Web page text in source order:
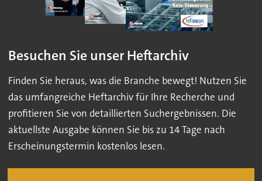
Besuchen Sie unser Heftarchiv
Finden Sie heraus, was die Branche bewegt! Nutzen Sie
das umfangreiche Heftarchiv für Ihre Recherche und
profitieren Sie von detaillierten Suchergebnissen. Die
aktuellste Ausgabe können Sie bis zu 14 Tage nach
Erscheinungstermin kostenlos lesen.